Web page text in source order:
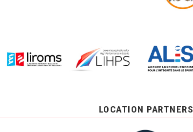
LOCATION PARTNERS